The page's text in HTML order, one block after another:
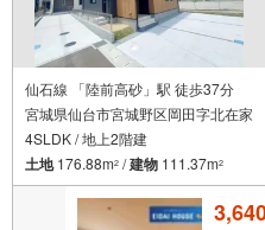
2.＜経験豊富なスタッフ＞
当社では【購入】【売却】【引っ
様々なご質問はもちろん、ご購入時
ても、誠心誠意ご説明させて頂きます
各店舗ではキッズスペースも完備！
ださい。
営業時間:10:00～18:00（定休日火・
現地のご案内も可能ですので、どう
仙石線 「陸前高砂」駅 徒歩37分
宮城県仙台市宮城野区岡田字北在家
4SLDK / 地上2階建
土地176.88m2 /建物 111.37m2